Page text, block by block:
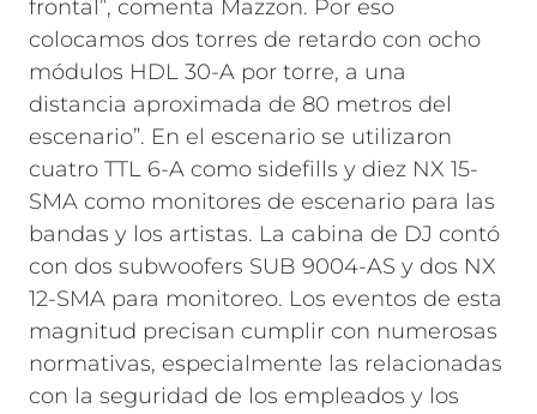
frontal”, comenta Mazzon. Por eso
colocamos dos torres de retardo con ocho
módulos HDL 30-A por torre, a una
distancia aproximada de 80 metros del
escenario”. En el escenario se utilizaron
cuatro TTL 6-A como sidefills y diez NX 15-
SMA como monitores de escenario para las
bandas y los artistas. La cabina de DJ contó
con dos subwoofers SUB 9004-AS y dos NX
12-SMA para monitoreo. Los eventos de esta
magnitud precisan cumplir con numerosas
normativas, especialmente las relacionadas
con la seguridad de los empleados y los